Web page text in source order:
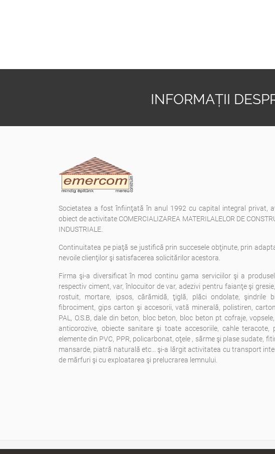
INFORMAȚII
Societatea a fost înfiinţată în anul 1992 cu capital integral privat,
obiect de activitate COMERCIALIZAREA MATERILALELOR DE
INDUSTRIALE.
Continuitatea pe piaţă se justifică prin succesele obţinute, prin
nevoile clienţilor şi satisfacerea solicitărilor acestora.
Firma şi-a diversificat în mod continu gama serviciilor şi a
respectiv ciment, var, înlocuitor de var, adezivi pentru faianţe şi
rostuit, mortare, ipsos, cărămidă, ţiglă, plăci ondolate, şindrile
fibrociment, gips carton şi accesorii, vată minerală, polistiren,
PAL, O.S.B, dale din beton, bloc beton, bloc beton pt cofraje,
anticorozive, obiecte sanitare şi toate accesoriile, cahle teracote,
elemente din PVC, PPR, policarbonat, oţele , sârme şi plase sudate,
mansarde, piatră naturală etc... şi-a lărgit activitatea cu transport
de mărfuri şi cu exploatarea şi prelucrarea lemnului.